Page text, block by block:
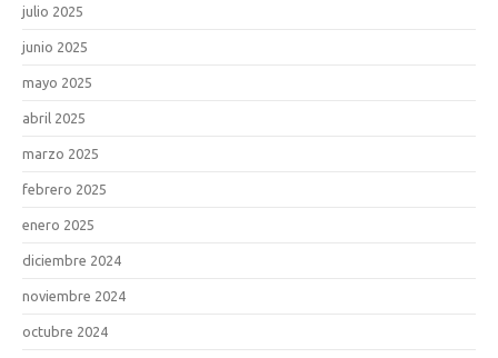
julio 2025
junio 2025
mayo 2025
abril 2025
marzo 2025
febrero 2025
enero 2025
diciembre 2024
noviembre 2024
octubre 2024